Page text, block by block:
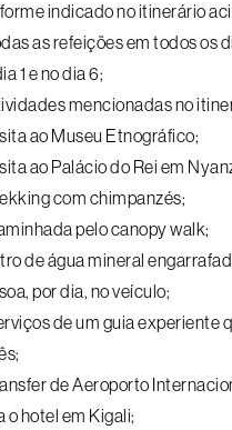
indicado no itinerário
as refeições em todos os
1 e no dia 6;
mencionadas no
ao Museu Etnográfico;
ao Palácio do Rei em
com chimpanzés;
pelo canopy walk;
de água mineral
por dia, no veículo;
de um guia experiente
de Aeroporto
o hotel em Kigali;